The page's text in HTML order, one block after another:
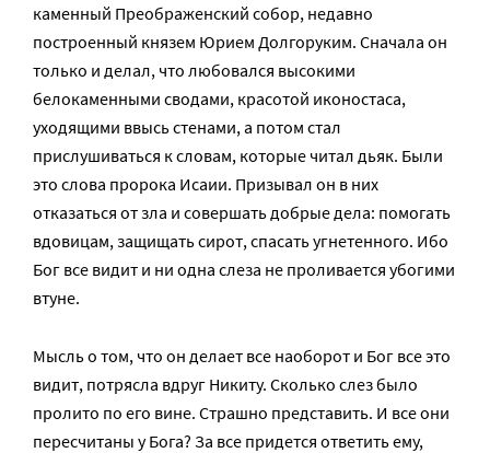
каменный Преображенский собор, недавно
построенный князем Юрием Долгоруким. Сначала он
только и делал, что любовался высокими
белокаменными сводами, красотой иконостаса,
уходящими ввысь стенами, а потом стал
прислушиваться к словам, которые читал дьяк. Были
это слова пророка Исаии. Призывал он в них
отказаться от зла и совершать добрые дела: помогать
вдовицам, защищать сирот, спасать угнетенного. Ибо
Бог все видит и ни одна слеза не проливается убогими
втуне.
Мысль о том, что он делает все наоборот и Бог все это
видит, потрясла вдруг Никиту. Сколько слез было
пролито по его вине. Страшно представить. И все они
пересчитаны у Бога? За все придется ответить ему,